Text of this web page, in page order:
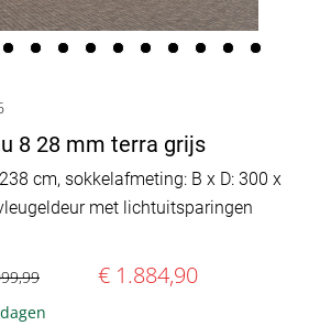
8 28 mm terra grijs
cm, sokkelafmeting: B x D: 300 x
met lichtuitsparingen
€ 1.884,90